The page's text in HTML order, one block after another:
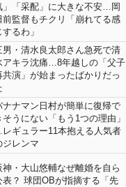
」「采配」に大きな不安…岡
前監督もチクリ「崩れてる感
するわ」
男・清水良太郎さん急死で清
アキラ沈痛…8年越しの「父子
共演」が始まったばかりだっ
ナナマン日村が簡単に復帰で
そうにない「もう1つの理由」
ギュラー11本抱える人気者
ジレンマ
神・大山悠輔なぜ離婚を自ら
表？ 球団OBが指摘する「先